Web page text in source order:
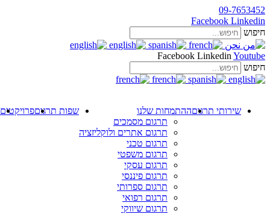
09-7653452
Facebook Linkedin
חיפוש
Facebook Linkedin Youtube
חיפוש
שירותי תרגוםההתמחות שלנו
תרגום מסמכים
תרגום אתרים ולוקליזציה
תרגום טכני
תרגום משפטי
תרגום עסקי
תרגום פיננסי
תרגום ספרותי
תרגום רפואי
תרגום שיווקי
שפות תרגוםפרויקטים